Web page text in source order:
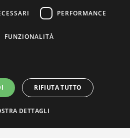
PERFORMANCE
FUNZIONALITÀ
RIFIUTA TUTTO
DETTAGLI